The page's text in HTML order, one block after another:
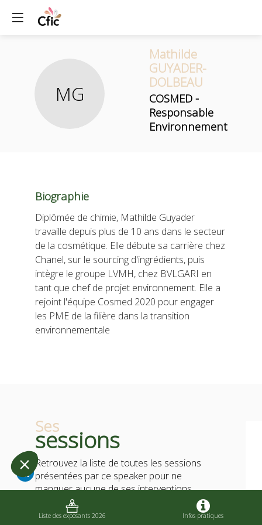
MG
Mathilde
GUYADER-
DOLBEAU
COSMED -
Responsable
Environnement
Biographie
Diplômée de chimie, Mathilde Guyader
travaille depuis plus de 10 ans dans le secteur
de la cosmétique. Elle débute sa carrière chez
Chanel, sur le sourcing d'ingrédients, puis
intègre le groupe LVMH, chez BVLGARI en
tant que chef de projet environnement. Elle a
rejoint l'équipe Cosmed 2020 pour engager
les PME de la filière dans la transition
environnementale
Ses
sessions
Retrouvez la liste de toutes les sessions
présentées par ce speaker pour ne
manquer aucune de ses interventions.
Toutes les sessions
Liste des exposants 2026 Infos pratiques